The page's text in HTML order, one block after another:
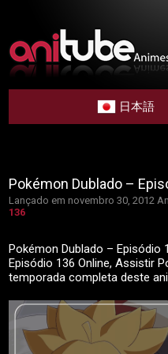
日本語
Pokémon Dublado –
Lançado em novembro 30, 2012
136
Pokémon Dublado – Episódio
Episódio 136 Online, Assistir
temporada completa deste